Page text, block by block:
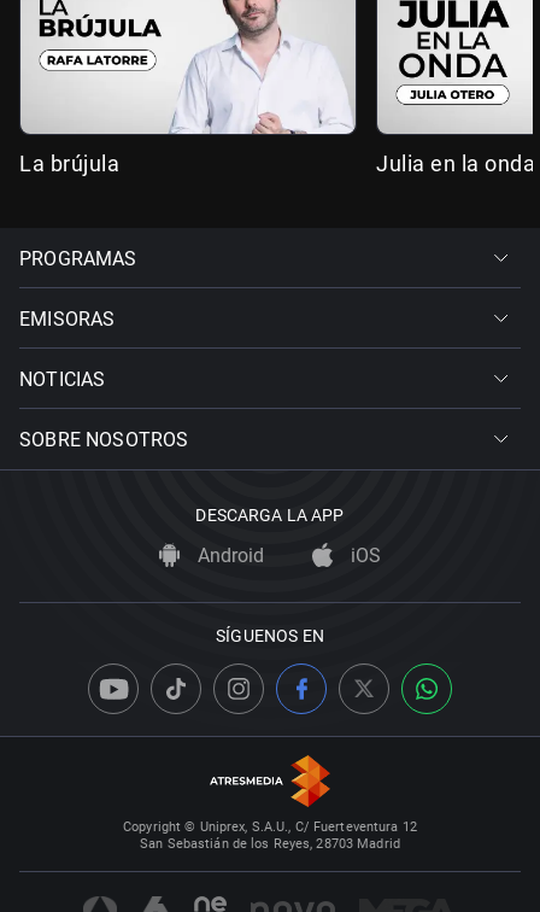
La brújula Julia en la onda
PROGRAMAS
EMISORAS
NOTICIAS
SOBRE NOSOTROS
DESCARGA LA APP
Android iOS
SÍGUENOS EN
Copyright © Uniprex, S.A.U., C/ Fuerteventura 12
San Sebastián de los Reyes, 28703 Madrid